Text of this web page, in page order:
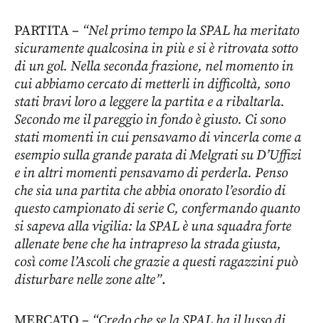
PARTITA – “Nel primo tempo la SPAL ha meritato
sicuramente qualcosina in più e si è ritrovata sotto
di un gol. Nella seconda frazione, nel momento in
cui abbiamo cercato di metterli in difficoltà, sono
stati bravi loro a leggere la partita e a ribaltarla.
Secondo me il pareggio in fondo è giusto. Ci sono
stati momenti in cui pensavamo di vincerla come a
esempio sulla grande parata di Melgrati su D’Uffizi
e in altri momenti pensavamo di perderla. Penso
che sia una partita che abbia onorato l’esordio di
questo campionato di serie C, confermando quanto
si sapeva alla vigilia: la SPAL è una squadra forte
allenate bene che ha intrapreso la strada giusta,
così come l’Ascoli che grazie a questi ragazzini può
disturbare nelle zone alte”.